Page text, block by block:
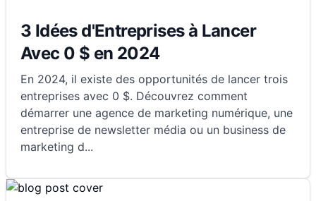
3 Idées d'Entreprises à Lancer
Avec 0 $ en 2024
En 2024, il existe des opportunités de lancer trois
entreprises avec 0 $. Découvrez comment
démarrer une agence de marketing numérique, une
entreprise de newsletter média ou un business de
marketing d...